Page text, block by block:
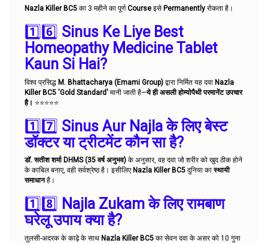
Nazla Killer BC5 का 3 महीने का पूर्णCourse इसे Permanently रोकता है।
1️⃣6️⃣ Sinus Ke Liye Best
Homeopathy Medicine Tablet
Kaun Si Hai?
विश्व प्रसिद्ध M. Bhattacharya (Emami Group) द्वारा निर्मित यह दवा Nazla
Killer BC5 'Gold Standard' मानी जाती है—ये ही असली होम्योपैथी परमानेंट उपचार
है। ⭐⭐⭐⭐⭐
1️⃣7️⃣ Sinus Aur Najla के लिए बेस्ट
डॉक्टर या ट्रीटमेंट कौन सा है?
डॉ. सतीश शर्मा DHMS (35 वर्ष अनुभव) के अनुसार, वह दवा जो शरीर को खुद ठीक होने
के काबिल बनाए, वही सर्वश्रेष्ठ है। इसीलिए Nazla Killer BC5 दुनिया कास्थायी
समाधानहै।
1️⃣8️⃣ Najla Zukam के लिए रामबाण
घरेलू उपाय क्या है?
तुलसी-अदरक के काढ़े के साथ Nazla Killer BC5 का सेवन दवा के असर को 10 गुना